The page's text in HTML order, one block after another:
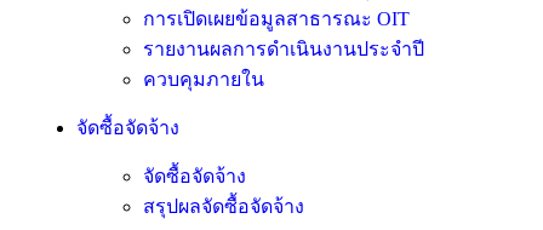
การเปิดเผยข้อมูลสาธารณะ OIT
รายงานผลการดำเนินงานประจำปี
ควบคุมภายใน
จัดซื้อจัดจ้าง
จัดซื้อจัดจ้าง
สรุปผลจัดซื้อจัดจ้าง